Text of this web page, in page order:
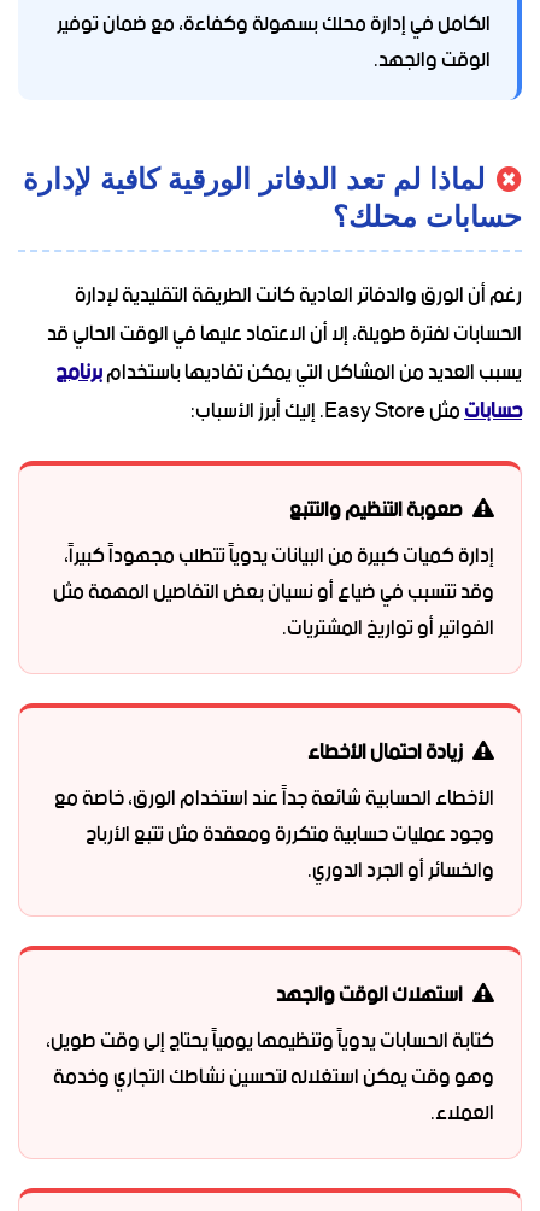
الكامل في إدارة محلك بسهولة وكفاءة، مع ضمان توفير
الوقت والجهد.
لماذا لم تعد الدفاتر الورقية كافية لإدارة
حسابات محلك؟
رغم أن الورق والدفاتر العادية كانت الطريقة التقليدية لإدارة
الحسابات لفترة طويلة، إلا أن الاعتماد عليها في الوقت الحالي قد
يسبب العديد من المشاكل التي يمكن تفاديها باستخدامبرنامج
حساباتمثل Easy Store. إليك أبرز الأسباب:
صعوبة التنظيم والتتبع
إدارة كميات كبيرة من البيانات يدوياً تتطلب مجهوداً كبيراً،
وقد تتسبب في ضياع أو نسيان بعض التفاصيل المهمة مثل
الفواتير أو تواريخ المشتريات.
زيادة احتمال الأخطاء
الأخطاء الحسابية شائعة جداً عند استخدام الورق، خاصة مع
وجود عمليات حسابية متكررة ومعقدة مثل تتبع الأرباح
والخسائر أو الجرد الدوري.
استهلاك الوقت والجهد
كتابة الحسابات يدوياً وتنظيمها يومياً يحتاج إلى وقت طويل،
وهو وقت يمكن استغلاله لتحسين نشاطك التجاري وخدمة
العملاء.